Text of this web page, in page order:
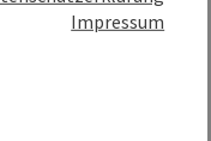
Impressum